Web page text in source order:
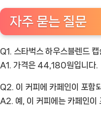
자주 묻는 질문
Q1. 스타벅스 하우스블렌드
A1. 가격은 44,180원입니다.
Q2. 이 커피에 카페인이 포함
A2. 예, 이 커피에는 카페인이